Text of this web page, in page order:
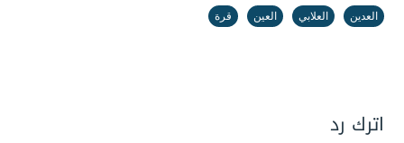
العدين العلابي العين قرة
اترك رد